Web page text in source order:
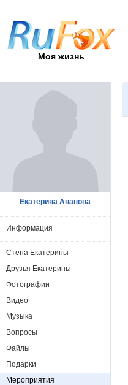
Моя жизнь
Екатерина Ананова
Информация
Стена Екатерины
Друзья Екатерины
Фотографии
Видео
Музыка
Вопросы
Файлы
Подарки
Мероприятия